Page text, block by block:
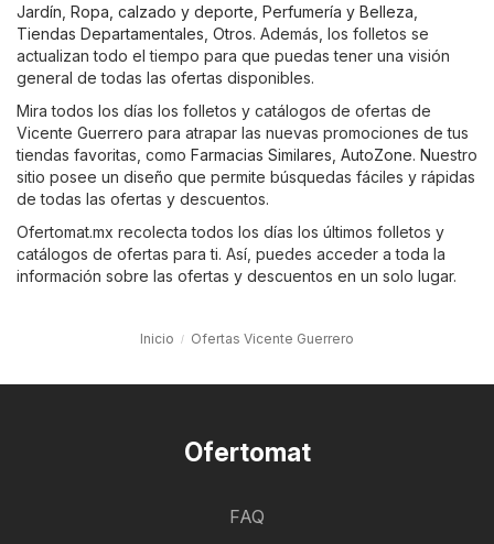
Jardín Ropa, calzado y deporte Perfumería y Belleza
Tiendas Departamentales Otros. Además, los folletos se
actualizan todo el tiempo para que puedas tener una visión
general de todas las ofertas disponibles.
Mira todos los días los folletos y catálogos de ofertas de
Vicente Guerrero para atrapar las nuevas promociones de tus
tiendas favoritas, como Farmacias Similares AutoZone. Nuestro
sitio posee un diseño que permite búsquedas fáciles y rápidas
de todas las ofertas y descuentos.
Ofertomat.mx recolecta todos los días los últimos folletos y
catálogos de ofertas para ti. Así, puedes acceder a toda la
información sobre las ofertas y descuentos en un solo lugar.
Inicio Ofertas Vicente Guerrero
Ofertomat
FAQ